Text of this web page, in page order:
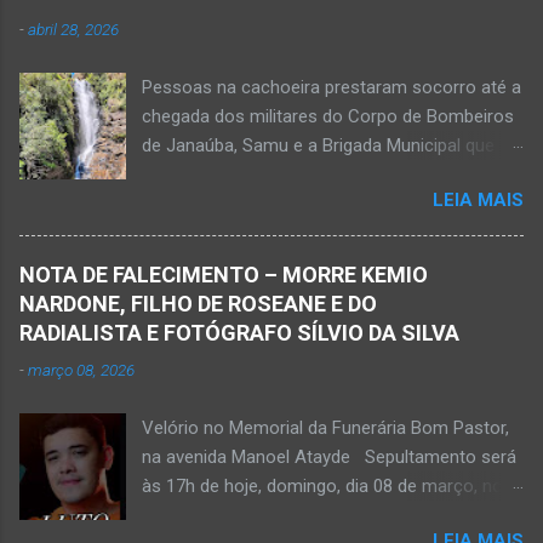
-abril 28, 2026
Pessoas na cachoeira prestaram socorro até a
chegada dos militares do Corpo de Bombeiros
de Janaúba, Samu e a Brigada Municipal que
resistiu e foi a óbito Foto álbum pessoal Kauan
Pereira Alves publicou em sua rede social a
foto em que apreciava a Cachoeira Maria Rosa,
em Mato Verde, pouco tempo antes de se
afogar e depois vir a óbito nesta terça-feira, dia
socorrem estudante que se afogou em
cachoeira em Mato Verde nesta terça-feira, dia
28 de abril de 2026. Adolescente não resistiu e
LEIA MAIS
NOTA DE FALECIMENTO – MORRE KEMIO
NARDONE, FILHO DE ROSEANE E DO
RADIALISTA E FOTÓGRAFO SÍLVIO DA SILVA
-março 08, 2026
Velório no Memorial da Funerária Bom Pastor,
na avenida Manoel Atayde Sepultamento será
às 17h de hoje, domingo, dia 08 de março, no